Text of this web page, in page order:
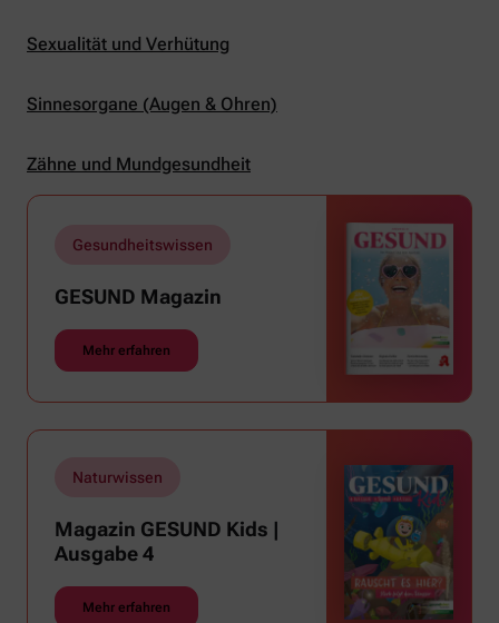
Sexualität und Verhütung
Sinnesorgane (Augen & Ohren)
Zähne und Mundgesundheit
Gesundheitswissen
GESUND Magazin
Mehr erfahren
Naturwissen
Magazin GESUND Kids |
Ausgabe 4
Mehr erfahren